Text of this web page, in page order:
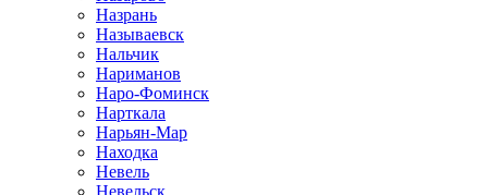
Назрань
Называевск
Нальчик
Нариманов
Наро-Фоминск
Нарткала
Нарьян-Мар
Находка
Невель
Невельск